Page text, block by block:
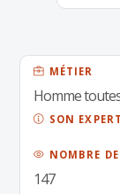
MÉTIER
Homme
SON
NOMBRE
147